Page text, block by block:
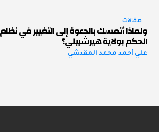
مقالات
ولماذا أتمسك بالدعوة إلى التغيير في نظام
الحكم بولاية هيرشبيلي؟
علي أحمد محمد المقدشي